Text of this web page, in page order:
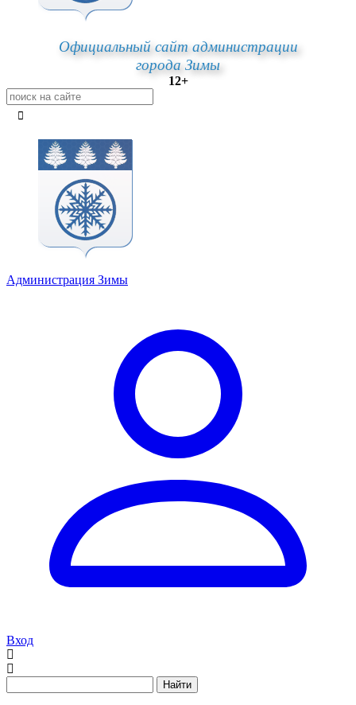
Официальный сайт администрации
города Зимы
12+
Администрация Зимы
Вход
Найти